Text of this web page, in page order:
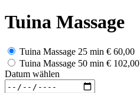
Tuina Massage
Tuina Massage 25 min € 60,00
Tuina Massage 50 min € 102,00
Datum wählen